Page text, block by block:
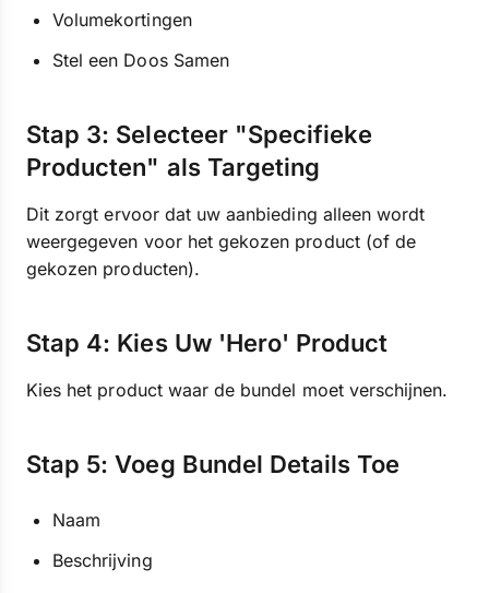
Volumekortingen
Stel een Doos Samen
Stap 3: Selecteer "Specifieke
Producten" als Targeting
Dit zorgt ervoor dat uw aanbieding alleen wordt
weergegeven voor het gekozen product (of de
gekozen producten).
Stap 4: Kies Uw 'Hero' Product
Kies het product waar de bundel moet verschijnen.
Stap 5: Voeg Bundel Details Toe
Naam
Beschrijving